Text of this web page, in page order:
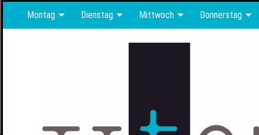
Montag Dienstag Mittwoch Donnerstag